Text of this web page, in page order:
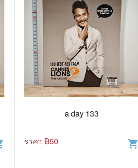
a day 133
ราคา ฿50 shopping_cart
🎥 ของสะสมจากหนังและการ์ตูน
📅 ปฏิทินเก่า
อื่นๆ